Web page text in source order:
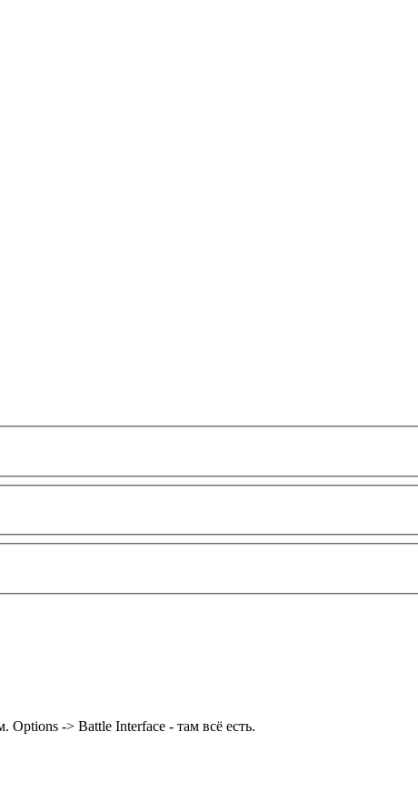
Options -> Battle Interface - там всё есть.